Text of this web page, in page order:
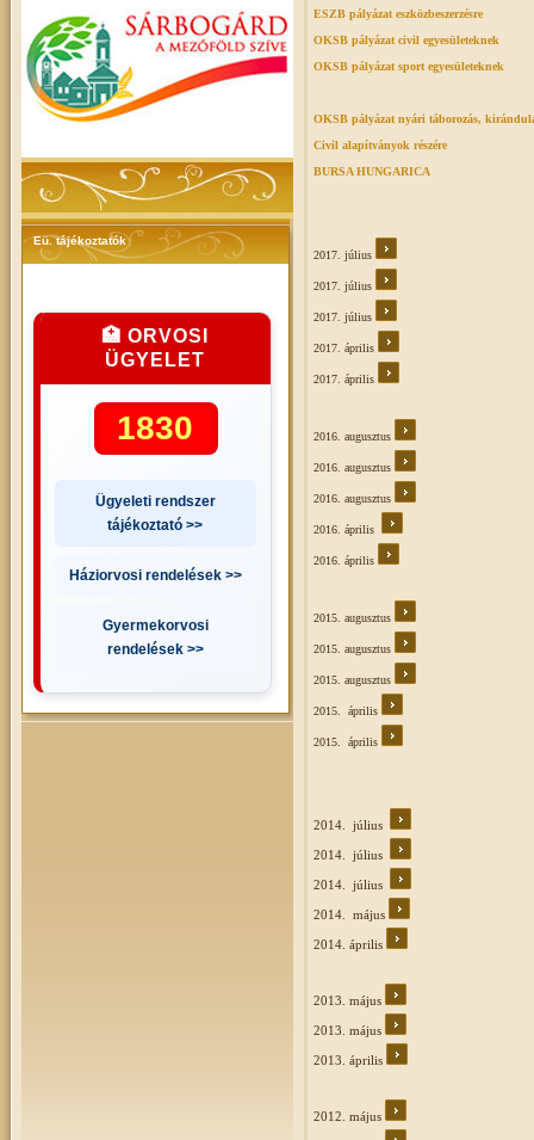
Eü. tájékoztatók
🏥 ORVOSI
ÜGYELET
1830
Ügyeleti rendszer
tájékoztató >>
Háziorvosi rendelések >>
Gyermekorvosi
rendelések >>
ESZB pályázat eszközbeszerzésre
OKSB pályázat civil egyesületeknek
OKSB pályázat sport egyesületeknek
OKSB pályázat nyári táborozás,
Civil alapítványok részére
BURSA HUNGARICA
2017. július
2017. július
2017. július
2017. április
2017. április
2016. augusztus
2016. augusztus
2016. augusztus
2016. április
2016. április
2015. augusztus
2015. augusztus
2015. augusztus
2015. április
2015. április
2014. július
2014. július
2014. július
2014. május
2014. április
2013. május
2013. május
2013. április
2012. május